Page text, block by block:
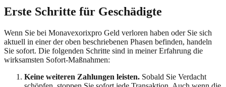
Erste Schritte für Geschädigte
Wenn Sie bei Monavexorixpro Geld verloren haben oder Sie sich
aktuell in einer der oben beschriebenen Phasen befinden, handeln
Sie sofort. Die folgenden Schritte sind in meiner Erfahrung die
wirksamsten Sofort-Maßnahmen:
Keine weiteren Zahlungen leisten. Sobald Sie Verdacht